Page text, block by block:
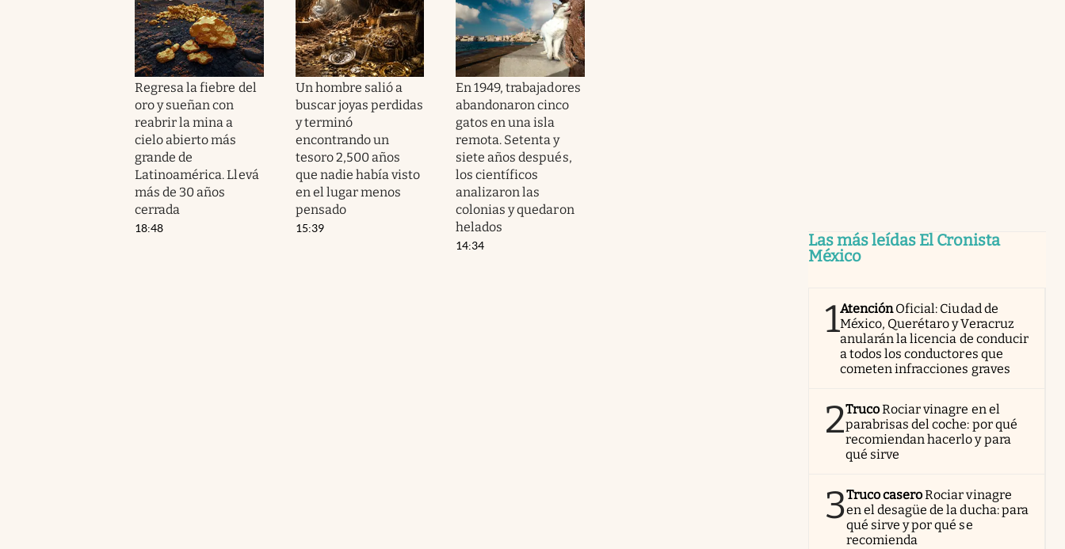
Regresa la fiebre del
oro y sueñan con
reabrir la mina a
cielo abierto más
grande de
Latinoamérica. Llevá
más de 30 años
cerrada
18:48
Un hombre salió a
buscar joyas perdidas
y terminó
encontrando un
tesoro 2,500 años
que nadie había visto
en el lugar menos
pensado
15:39
En 1949, trabajadores
abandonaron cinco
gatos en una isla
remota. Setenta y
siete años después,
los científicos
analizaron las
colonias y quedaron
helados
14:34
Las más leídas El Cronista
México
1AtenciónOficial: Ciudad de
México, Querétaro y Veracruz
anularán la licencia de conducir
a todos los conductores que
cometen infracciones graves
2TrucoRociar vinagre en el
parabrisas del coche: por qué
recomiendan hacerlo y para
qué sirve
3Truco caseroRociar vinagre
en el desagüe de la ducha: para
qué sirve y por qué se
recomienda